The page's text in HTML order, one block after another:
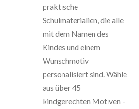
praktische
Schulmaterialien, die alle
mit dem Namen des
Kindes und einem
Wunschmotiv
personalisiert sind. Wähle
aus über 45
kindgerechten Motiven –